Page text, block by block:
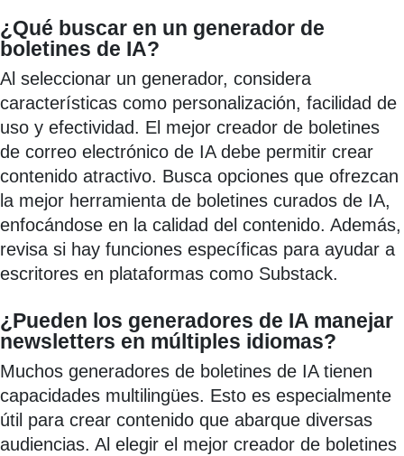
¿Qué buscar en un generador de
boletines de IA?
Al seleccionar un generador, considera
características como personalización, facilidad de
uso y efectividad. El mejor creador de boletines
de correo electrónico de IA debe permitir crear
contenido atractivo. Busca opciones que ofrezcan
la mejor herramienta de boletines curados de IA,
enfocándose en la calidad del contenido. Además,
revisa si hay funciones específicas para ayudar a
escritores en plataformas como Substack.
¿Pueden los generadores de IA manejar
newsletters en múltiples idiomas?
Muchos generadores de boletines de IA tienen
capacidades multilingües. Esto es especialmente
útil para crear contenido que abarque diversas
audiencias. Al elegir el mejor creador de boletines